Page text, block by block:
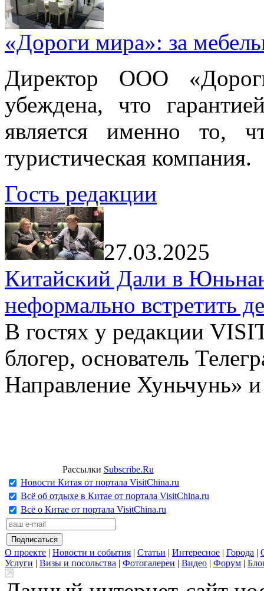
«Дороги мира»: за
Директор ООО
убеждена, что
является именно то,
туристическая компания.
Гость редакции
27.03.2025
Китайский Дали в
неформально встретить
В гостях у редакции
блогер, основатель
Направление Хуньчунь»
Рассылки Subscribe.Ru
Новости Китая от портала VisitChina.ru
Всё об отдыхе в Китае от портала VisitChina.ru
Всё о Китае от портала VisitChina.ru
О проекте | Новости и события | Статьи | Интересное | Города |
Услуги | Визы и посольства | Фотогалереи | Видео | Форум |